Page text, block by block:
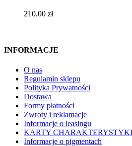
210,00 zł
INFORMACJE
O nas
Regulamin sklepu
Polityka Prywatności
Dostawa
Formy płatności
Zwroty i reklamacje
Informacje o leasingu
KARTY
Informacje o pigmentach